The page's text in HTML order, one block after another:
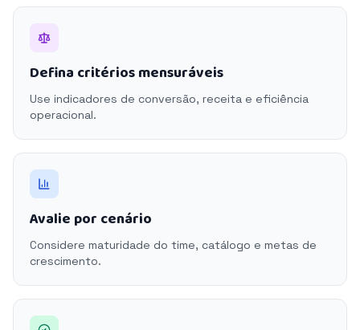
Defina critérios mensuráveis
Use indicadores de conversão, receita e eficiência
operacional.
Avalie por cenário
Considere maturidade do time, catálogo e metas de
crescimento.